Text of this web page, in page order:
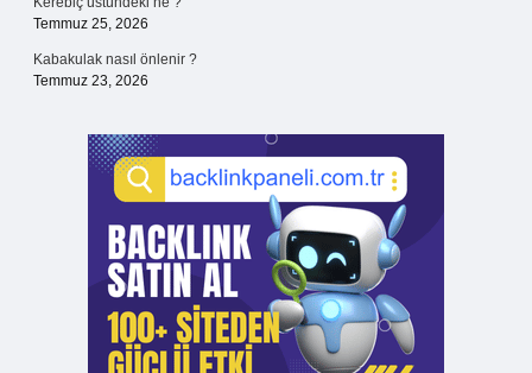
Temmuz 25, 2026
Kabakulak nasıl önlenir ?
Temmuz 23, 2026